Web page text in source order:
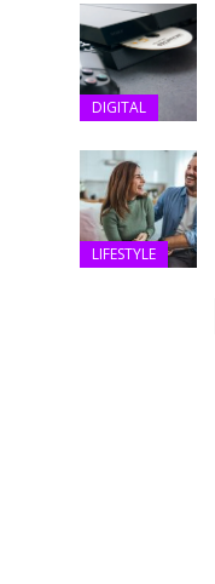
DIGITAL
LIFESTYLE